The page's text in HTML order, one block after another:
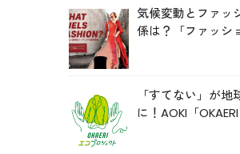
気候変動とファッ
係は？「ファッシ
「すてない」が地
に！AOKI「